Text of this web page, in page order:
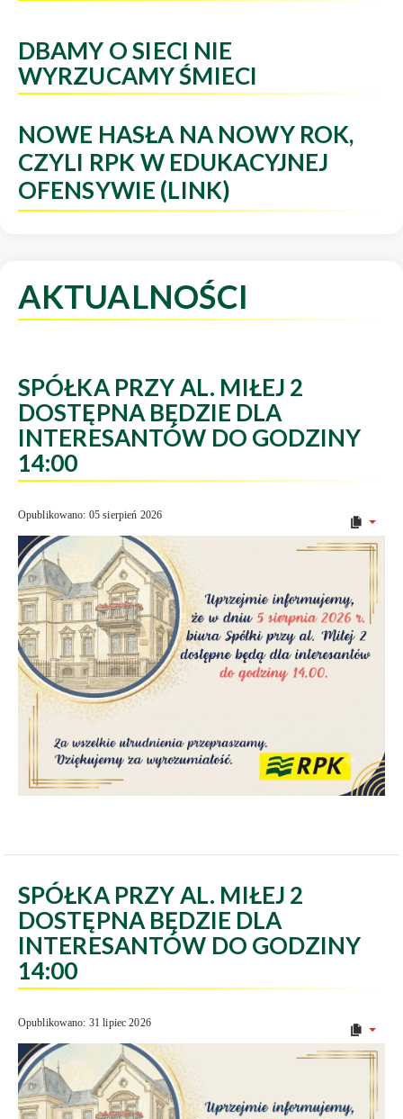
DBAMY O SIECI NIE
WYRZUCAMY ŚMIECI
NOWE HASŁA NA NOWY ROK,
CZYLI RPK W EDUKACYJNEJ
OFENSYWIE (LINK)
AKTUALNOŚCI
SPÓŁKA PRZY AL. MIŁEJ 2
DOSTĘPNA BĘDZIE DLA
INTERESANTÓW DO GODZINY
14:00
Opublikowano: 05 sierpień 2026
SPÓŁKA PRZY AL. MIŁEJ 2
DOSTĘPNA BĘDZIE DLA
INTERESANTÓW DO GODZINY
14:00
Opublikowano: 31 lipiec 2026